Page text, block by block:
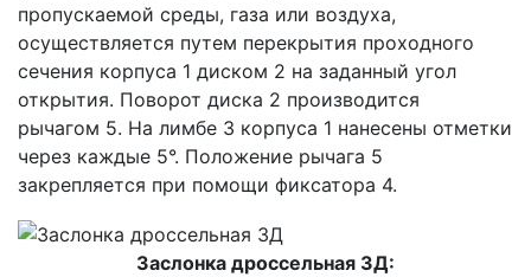
пропускаемой среды, газа или воздуха,
осуществляется путем перекрытия проходного
сечения корпуса 1 диском 2 на заданный угол
открытия. Поворот диска 2 производится
рычагом 5. На лимбе 3 корпуса 1 нанесены отметки
через каждые 5°. Положение рычага 5
закрепляется при помощи фиксатора 4.
Заслонка дроссельная ЗД: